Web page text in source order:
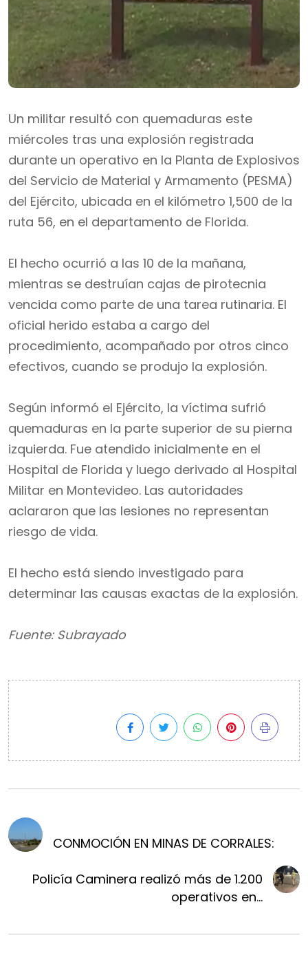
Un militar resultó con quemaduras este
miércoles tras una explosión registrada
durante un operativo en la Planta de Explosivos
del Servicio de Material y Armamento (PESMA)
del Ejército, ubicada en el kilómetro 1,500 de la
ruta 56, en el departamento de Florida.
El hecho ocurrió a las 10 de la mañana,
mientras se destruían cajas de pirotecnia
vencida como parte de una tarea rutinaria. El
oficial herido estaba a cargo del
procedimiento, acompañado por otros cinco
efectivos, cuando se produjo la explosión.
Según informó el Ejército, la víctima sufrió
quemaduras en la parte superior de su pierna
izquierda. Fue atendido inicialmente en el
Hospital de Florida y luego derivado al Hospital
Militar en Montevideo. Las autoridades
aclararon que las lesiones no representan
riesgo de vida.
El hecho está siendo investigado para
determinar las causas exactas de la explosión.
Fuente: Subrayado
CONMOCIÓN EN MINAS DE CORRALES:
Policía Caminera realizó más de 1.200
operativos en...